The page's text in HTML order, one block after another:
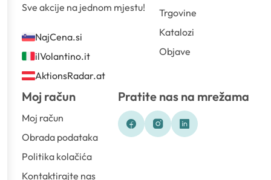
Sve akcije na jednom mjestu!
NajCena.si
ilVolantino.it
AktionsRadar.at
Trgovine
Katalozi
Objave
Moj račun
Moj račun
Obrada podataka
Politika kolačića
Kontaktirajte nas
Pratite nas na mrežama